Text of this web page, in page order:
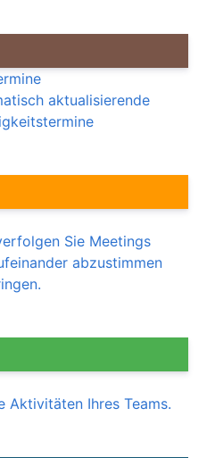
aktualisierende
Sie Meetings
abzustimmen
Aktivitäten Ihres Teams.